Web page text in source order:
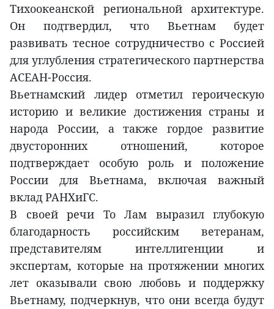
Тихоокеанской региональной архитектуре.
Он подтвердил, что Вьетнам будет
развивать тесное сотрудничество с Россией
для углубления стратегического партнерства
АСЕАН-Россия.
Вьетнамский лидер отметил героическую
историю и великие достижения страны и
народа России, а также гордое развитие
двусторонних отношений, которое
подтверждает особую роль и положение
России для Вьетнама, включая важный
вклад РАНХиГС.
В своей речи То Лам выразил глубокую
благодарность российским ветеранам,
представителям интеллигенции и
экспертам, которые на протяжении многих
лет оказывали свою любовь и поддержку
Вьетнаму, подчеркнув, что они всегда будут